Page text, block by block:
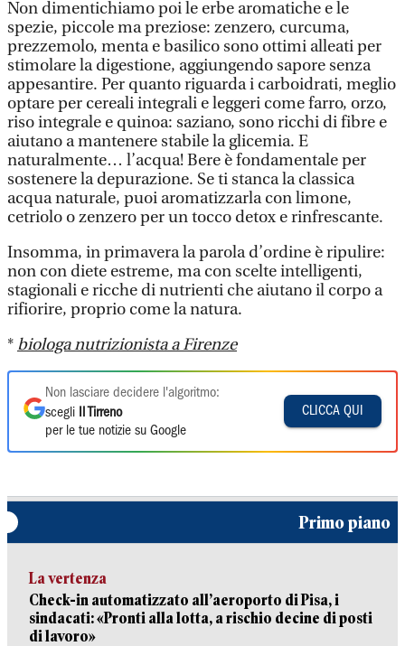
Non dimentichiamo poi le erbe aromatiche e le
spezie, piccole ma preziose: zenzero, curcuma,
prezzemolo, menta e basilico sono ottimi alleati per
stimolare la digestione, aggiungendo sapore senza
appesantire. Per quanto riguarda i carboidrati, meglio
optare per cereali integrali e leggeri come farro, orzo,
riso integrale e quinoa: saziano, sono ricchi di fibre e
aiutano a mantenere stabile la glicemia. E
naturalmente… l’acqua! Bere è fondamentale per
sostenere la depurazione. Se ti stanca la classica
acqua naturale, puoi aromatizzarla con limone,
cetriolo o zenzero per un tocco detox e rinfrescante.
Insomma, in primavera la parola d’ordine è ripulire:
non con diete estreme, ma con scelte intelligenti,
stagionali e ricche di nutrienti che aiutano il corpo a
rifiorire, proprio come la natura.
* biologa nutrizionista a Firenze
Non lasciare decidere l'algoritmo:
scegli
Il Tirreno
per le tue notizie su Google
CLICCA QUI
Primo piano
La vertenza
Check-in automatizzato all’aeroporto di Pisa, i
sindacati: «Pronti alla lotta, a rischio decine di posti
di lavoro»